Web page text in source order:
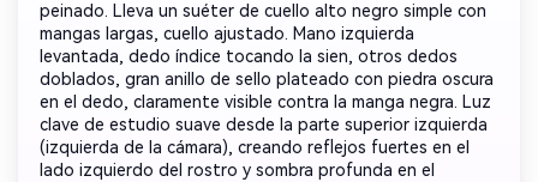
peinado. Lleva un suéter de cuello alto negro simple con
mangas largas, cuello ajustado. Mano izquierda
levantada, dedo índice tocando la sien, otros dedos
doblados, gran anillo de sello plateado con piedra oscura
en el dedo, claramente visible contra la manga negra. Luz
clave de estudio suave desde la parte superior izquierda
(izquierda de la cámara), creando reflejos fuertes en el
lado izquierdo del rostro y sombra profunda en el